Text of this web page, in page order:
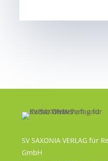
SV SAXONIA VERLAG für
GmbH